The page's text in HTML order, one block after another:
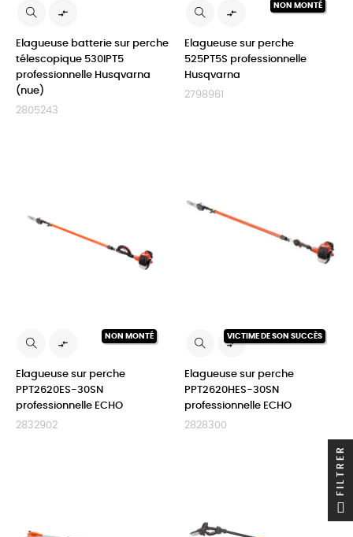

Elagueuse batterie sur perche
télescopique 530IPT5
professionnelle Husqvarna
(nue)
2805243
NON MONTÉ

Elagueuse sur perche
525PT5S professionnelle
Husqvarna
2798961
NON MONTÉ

Elagueuse sur perche
PPT2620ES-30SN
professionnelle ECHO
2832902
VICTIME DE SON SUCCÈS

Elagueuse sur perche
PPT2620HES-30SN
professionnelle ECHO
2828300
FILTRER